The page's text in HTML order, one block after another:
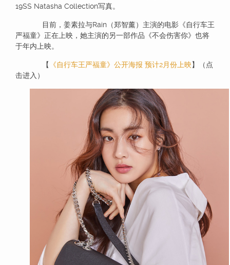
19SS Natasha Collection写真。
目前，姜素拉与Rain（郑智薰）主演的电影《自行车王
严福童》正在上映，她主演的另一部作品《不会伤害你》也将
于年内上映。
【 《自行车王严福童》公开海报 预计2月份上映】（点
击进入）